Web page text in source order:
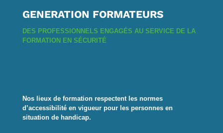
GENERATION FORMATEURS
DES PROFESSIONNELS ENGAGÉS AU SERVICE DE LA
FORMATION EN SÉCURITÉ
Nos lieux de formation respectent les normes
d’accessibilité en vigueur pour les personnes en
situation de handicap.